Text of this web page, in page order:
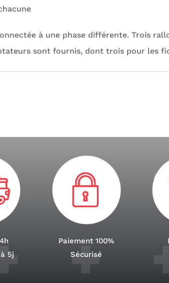
à une phase différente. Trois
sont fournis, dont trois pour les
5j
Paiement 100%
Sécurisé